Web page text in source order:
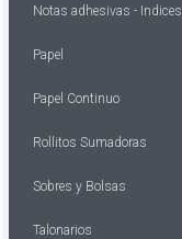
Notas adhesivas - Indices
Papel
Papel Continuo
Rollitos Sumadoras
Sobres y Bolsas
Talonarios